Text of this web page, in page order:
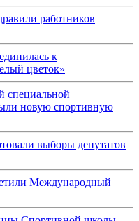
работников
к
цветок»
специальной
новую спортивную
выборы депутатов
Международный